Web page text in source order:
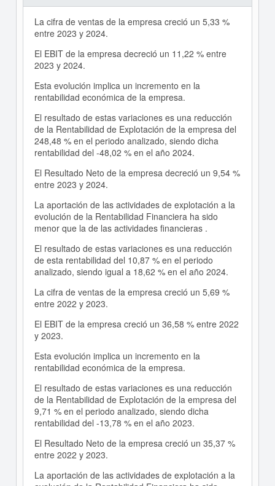
La cifra de ventas de la empresa creció un 5,33 %
entre 2023 y 2024.
El EBIT de la empresa decreció un 11,22 % entre
2023 y 2024.
Esta evolución implica un incremento en la
rentabilidad económica de la empresa.
El resultado de estas variaciones es una reducción
de la Rentabilidad de Explotación de la empresa del
248,48 % en el periodo analizado, siendo dicha
rentabilidad del -48,02 % en el año 2024.
El Resultado Neto de la empresa decreció un 9,54 %
entre 2023 y 2024.
La aportación de las actividades de explotación a la
evolución de la Rentabilidad Financiera ha sido
menor que la de las actividades financieras .
El resultado de estas variaciones es una reducción
de esta rentabilidad del 10,87 % en el periodo
analizado, siendo igual a 18,62 % en el año 2024.
La cifra de ventas de la empresa creció un 5,69 %
entre 2022 y 2023.
El EBIT de la empresa creció un 36,58 % entre 2022
y 2023.
Esta evolución implica un incremento en la
rentabilidad económica de la empresa.
El resultado de estas variaciones es una reducción
de la Rentabilidad de Explotación de la empresa del
9,71 % en el periodo analizado, siendo dicha
rentabilidad del -13,78 % en el año 2023.
El Resultado Neto de la empresa creció un 35,37 %
entre 2022 y 2023.
La aportación de las actividades de explotación a la